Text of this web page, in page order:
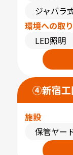
ジャバラ
環境への取
LED照明
④新宿
施設
保管ヤー